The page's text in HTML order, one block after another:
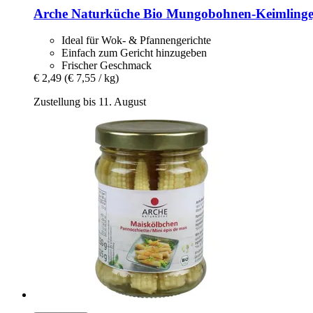
Arche Naturküche Bio Mungobohnen-​
Ideal für Wok- & Pfannengerichte
Einfach zum Gericht hinzugeben
Frischer Geschmack
€ 2,49 (€ 7,55 / kg)
Zustellung bis 11. August